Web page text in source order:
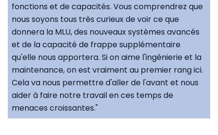
fonctions et de capacités. Vous comprendrez que
nous soyons tous très curieux de voir ce que
donnera la MLU, des nouveaux systèmes avancés
et de la capacité de frappe supplémentaire
qu'elle nous apportera. Si on aime l'ingénierie et la
maintenance, on est vraiment au premier rang ici.
Cela va nous permettre d'aller de l'avant et nous
aider à faire notre travail en ces temps de
menaces croissantes."